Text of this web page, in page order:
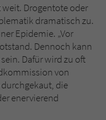
Drogentote oder
dramatisch zu.
Epidemie. „Vor
Dennoch kann
Dafür wird zu oft
von
durchgekaut, die
enervierend